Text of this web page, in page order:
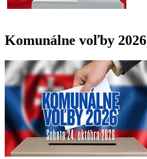
Komunálne voľby 2026